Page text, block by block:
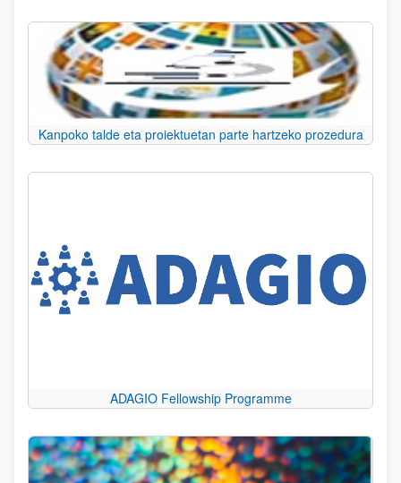
Kanpoko talde eta proiektuetan parte hartzeko prozedura
ADAGIO Fellowship Programme